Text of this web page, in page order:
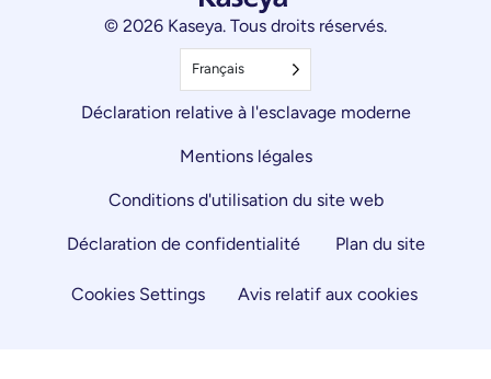
© 2026 Kaseya. Tous droits réservés.
Français
Déclaration relative à l'esclavage moderne
Mentions légales
Conditions d'utilisation du site web
Déclaration de confidentialité Plan du site
Cookies Settings Avis relatif aux cookies